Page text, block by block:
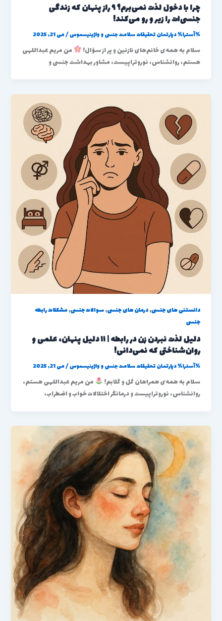
چرا با دخول لذت نمی‌برم؟ ۹ راز پنهان که زندگی
جنسی‌ات را زیر و رو می‌کند!
%آسترا%دپارتمان تحقیقات سلامت جنسی و واژینیسموس/می 21, 2025
سلام به همه‌ی خانم‌های نازنین و پر از سؤال!
من مریم عبداللهی
هستم، روانشناس، نوروتراپیست، مشاور بهداشت جنسی و
دانستنی های جنسی,درمان های جنسی,سوالات جنسی,مشکلات رابطه
جنسی
دلیل لذت نبردن زن در رابطه | ۱۱ دلیل پنهان، علمی و
روان‌شناختی که نمی‌دانی!
%آسترا%دپارتمان تحقیقات سلامت جنسی و واژینیسموس/می 21, 2025
سلام به همه‌ی همراهان گل و گلابم!
من مریم عبداللهی هستم،
روانشناس، نوروتراپیست و درمانگر اختلالات خواب و اضطراب،